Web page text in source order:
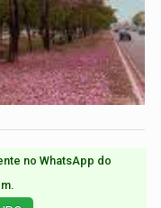
no WhatsApp do